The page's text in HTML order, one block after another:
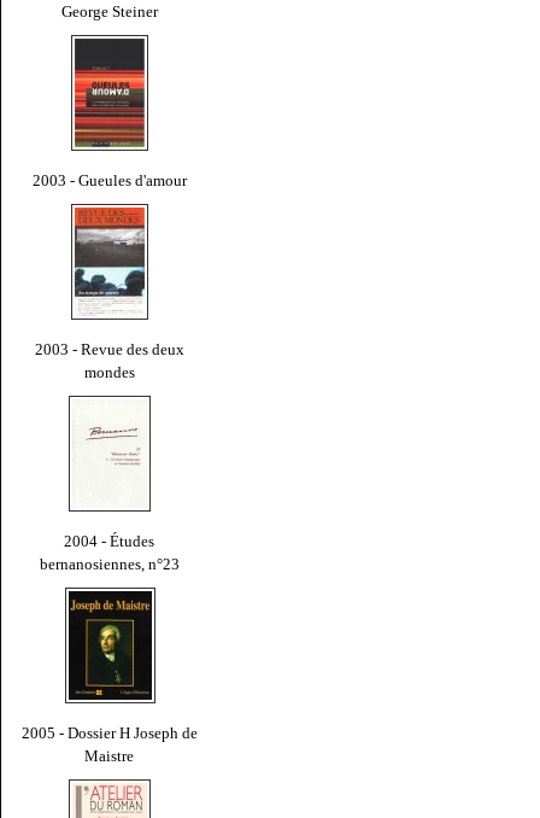
George Steiner
2003 - Gueules d'amour
2003 - Revue des deux
mondes
2004 - Études
bernanosiennes, n°23
2005 - Dossier H Joseph de
Maistre